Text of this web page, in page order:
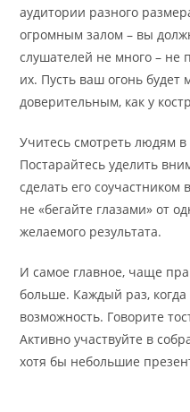
аудитории разного
огромным залом – вы
слушателей не много – не
их. Пусть ваш огонь
доверительным, как у
Учитесь смотреть людям в
Постарайтесь уделить
сделать его
не «бегайте глазами» от
желаемого результата.
И самое главное, чаще
больше. Каждый раз, когда
возможность. Говорите
Активно участвуйте в
хотя бы небольшие